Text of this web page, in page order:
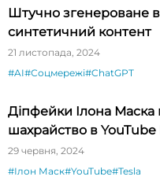
Штучно згенероване
синтетичний контент
21 листопада, 2024
#AI#Соцмережі#ChatGPT
Діпфейки Ілона
шахрайство в YouTube
29 червня, 2024
#Ілон Маск#YouTube#Tesla